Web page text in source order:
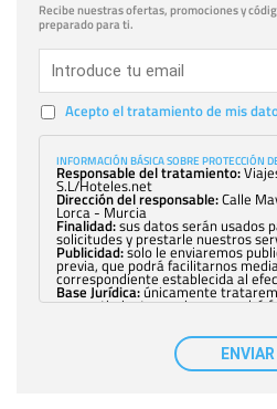
Recibe nuestras ofertas, promociones y
preparado para ti.
Acepto el tratamiento de mis
INFORMACIÓN BÁSICA SOBRE PROTECCIÓN
Responsable del tratamiento:
S.L/Hoteles.net
Dirección del responsable:Calle
Lorca - Murcia
Finalidad:sus datos serán usados
solicitudes y prestarle nuestros
Publicidad:solo le enviaremos
previa, que podrá facilitarnos
correspondiente establecida al
Base Jurídica:únicamente
consentimiento previo, que podrá
con carácter
nuestra entidad que esté
tener conocimiento de la
comunicarán datos a terceros.
ENVIAR